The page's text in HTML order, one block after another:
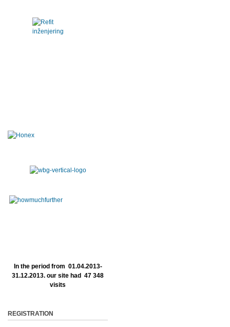
In the period from 01.04.2013-
31.12.2013. our site had 47 348
visits
REGISTRATION